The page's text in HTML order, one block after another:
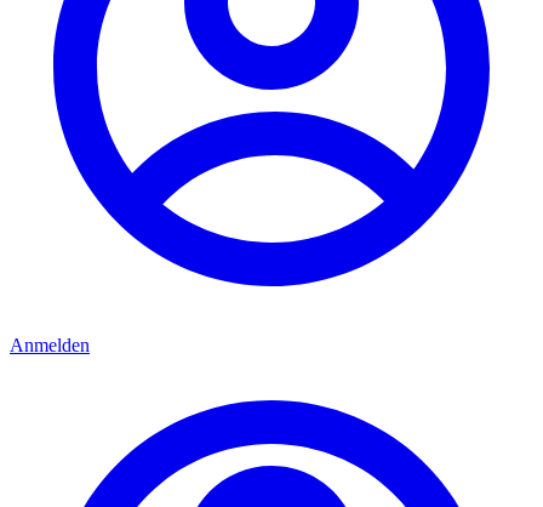
Anmelden